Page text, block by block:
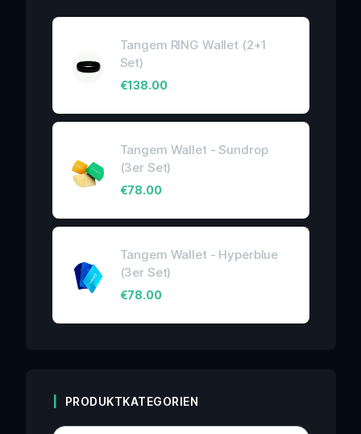
Tangem RING Wallet (2+1
Set)
€138.00
Tangem Wallet - Sundrop
(3er Set)
€78.00
Tangem Wallet - Hyperblue
(3er Set)
€78.00
PRODUKTKATEGORIEN